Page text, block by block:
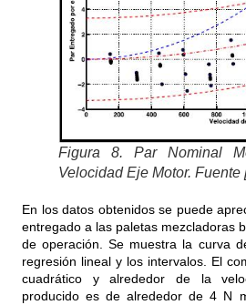
Figura 8. Par Nominal
Velocidad Eje Motor. Fuente
En los datos obtenidos se puede
entregado a las paletas mezcladoras
de operación. Se muestra la curva
regresión lineal y los intervalos. El
cuadrático y alrededor de la
producido es de alrededor de 4 N